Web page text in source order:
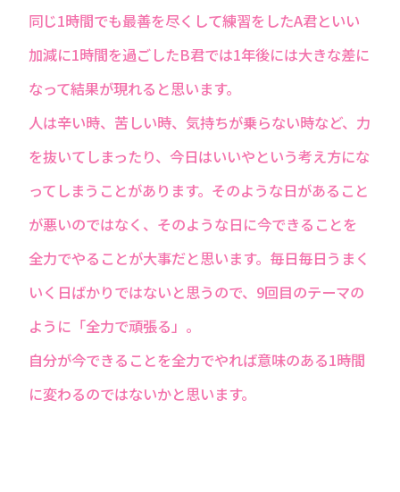
同じ1時間でも最善を尽くして練習をしたA君といい
加減に1時間を過ごしたB君では1年後には大きな差に
なって結果が現れると思います。
人は辛い時、苦しい時、気持ちが乗らない時など、力
を抜いてしまったり、今日はいいやという考え方にな
ってしまうことがあります。そのような日があること
が悪いのではなく、そのような日に今できることを
全力でやることが大事だと思います。毎日毎日うまく
いく日ばかりではないと思うので、9回目のテーマの
ように「全力で頑張る」。
自分が今できることを全力でやれば意味のある1時間
に変わるのではないかと思います。